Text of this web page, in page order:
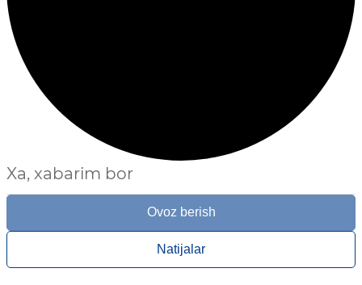
Xa, xabarim bor
Ovoz berish
Natijalar